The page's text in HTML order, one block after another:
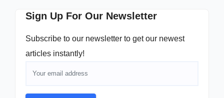
Sign Up For Our Newsletter
Subscribe to our newsletter to get our newest
articles instantly!